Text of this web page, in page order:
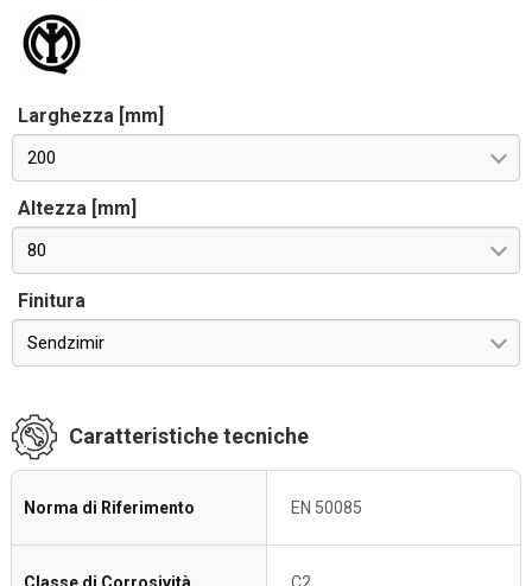
Larghezza [mm]
200
Altezza [mm]
80
Finitura
Sendzimir
Caratteristiche tecniche
Norma di Riferimento EN 50085